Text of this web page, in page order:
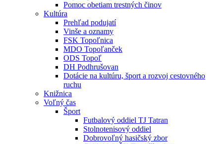
Pomoc obetiam trestných činov
Kultúra
Prehľad podujatí
Vinše a oznamy
FSK Topoľnica
MDO Topoľanček
ODS Topoľ
DH Podhrušovan
Dotácie na kultúru, šport a rozvoj cestovného
ruchu
Knižnica
Voľný čas
Šport
Futbalový oddiel TJ Tatran
Stolnotenisový oddiel
Dobrovoľný hasičský zbor